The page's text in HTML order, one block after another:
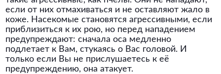
если от них отмахиваться и не оставляют жало в
коже. Насекомые становятся агрессивными, если
приблизиться к их рою, но перед нападением
предупреждают: сначала оса медленно
подлетает к Вам, стукаясь о Вас головой. И
только если Вы не прислушаетесь к её
предупреждению, она атакует.